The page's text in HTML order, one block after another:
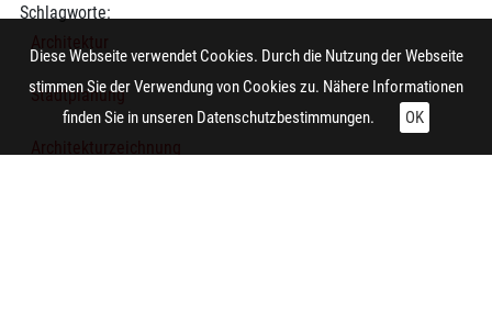
Schlagworte:
Stadtplanung
Diese Webseite verwendet Cookies. Durch die Nutzung der Webseite
stimmen Sie der Verwendung von Cookies zu. Nähere Informationen
finden Sie in unseren Datenschutzbestimmungen. OK